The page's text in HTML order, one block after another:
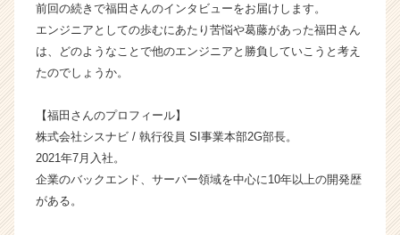
ン
チ
ャ
長
企
ら
前回の続きで福田さんのインタビューをお届けします。
エンジニアとしての歩むにあたり苦悩や葛藤があった福田さん
は、どのようなことで他のエンジニアと勝負していこうと考え
たのでしょうか。
【福田さんのプロフィール】
株式会社シスナビ / 執行役員 SI事業本部2G部長。
2021年7月入社。
企業のバックエンド、サーバー領域を中心に10年以上の開発歴
がある。